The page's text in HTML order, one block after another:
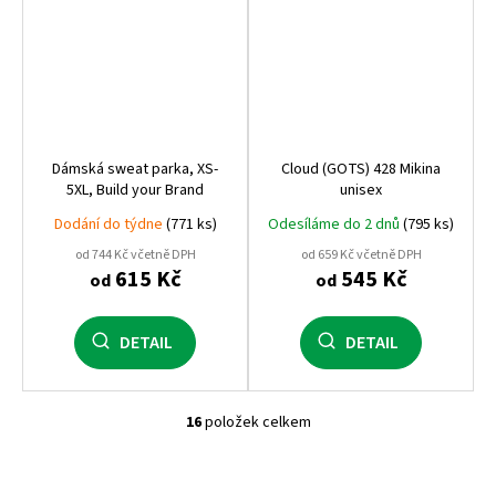
Dámská sweat parka, XS-
5XL, Build your Brand
Dodání do týdne (771 ks)
od 744 Kč včetně DPH
od615 Kč
DETAIL
Cloud (GOTS) 428 Mikina
unisex
Odesíláme do 2 dnů (795 ks)
od 659 Kč včetně DPH
od545 Kč
DETAIL
O
16položek celkem